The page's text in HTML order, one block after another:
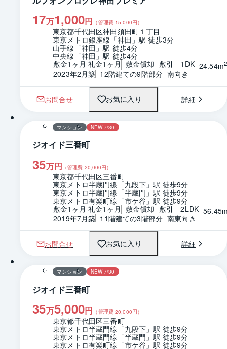
17万1,000円 （管理費 15,000円）
東京都千代田区神田須田町１丁目
東京メトロ銀座線「神田」駅 徒歩3分
山手線「神田」駅 徒歩4分
中央線「神田」駅 徒歩4分
敷金1ヶ月 礼金1ヶ月 敷金償却- 敷引- 1DK 24.54m2
2023年2月築 12階建ての9階部分 南向き
お問合せ お気に入り 詳細
1 / 0 間取り
マンション NEW 7/30
ジオイド三番町
35万円 （管理費 20,000円）
東京都千代田区三番町
東京メトロ半蔵門線「九段下」駅 徒歩9分
東京メトロ半蔵門線「半蔵門」駅 徒歩9分
東京メトロ有楽町線「市ケ谷」駅 徒歩9分
敷金1ヶ月 礼金1ヶ月 敷金償却- 敷引- 2LDK
2019年7月築 11階建ての3階部分 南東向き
お問合せ お気に入り 詳細
1 / 0 間取り
マンション NEW 7/30
ジオイド三番町
35万5,000円 （管理費20,000円）
東京都千代田区三番町
東京メトロ半蔵門線「九段下」駅 徒歩9分
東京メトロ半蔵門線「半蔵門」駅 徒歩9分
東京メトロ有楽町線「市ケ谷」駅 徒歩9分